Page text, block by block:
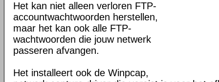
Het kan niet alleen verloren FTP-
accountwachtwoorden herstellen,
maar het kan ook alle FTP-
wachtwoorden die jouw netwerk
passeren afvangen.
Het installeert ook de Winpcap,